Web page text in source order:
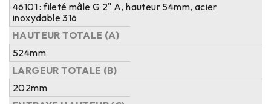
46101 : fileté mâle G 2" A, hauteur 54mm, acier
inoxydable 316
HAUTEUR TOTALE (A)
524mm
LARGEUR TOTALE (B)
202mm